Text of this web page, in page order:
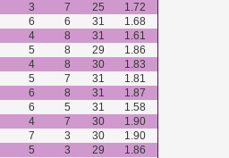
3 7 25
1.72
6 6 31
1.68
4 8 31
1.61
5 8 29
1.86
4 8 30
1.83
5 7 31
1.81
6 8 31
1.87
6 5 31
1.58
4 7 30
1.90
7 3 30
1.90
5 3 29
1.86